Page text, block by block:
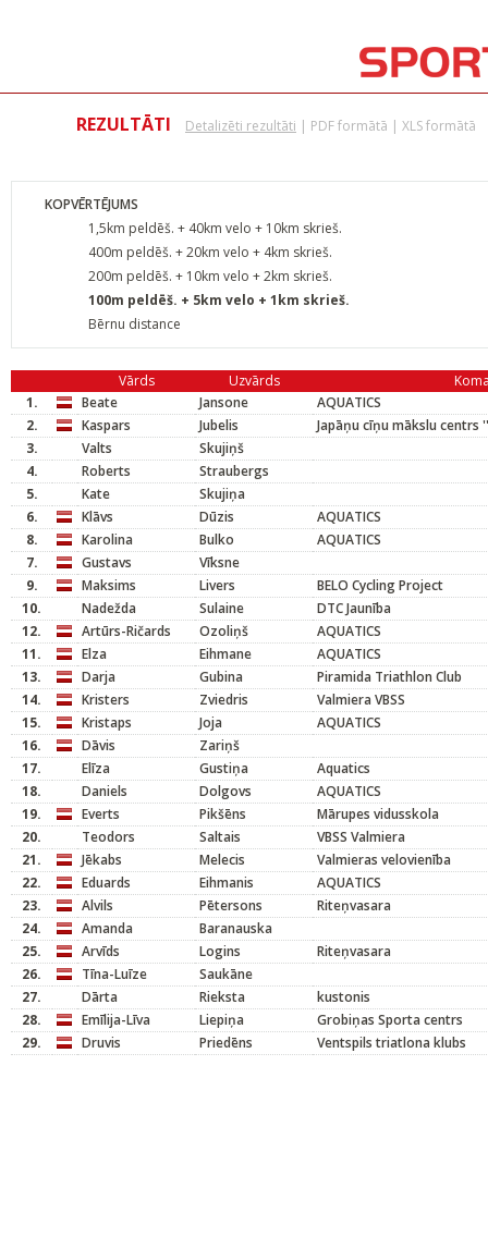
REZULTĀTI Detalizēti rezultāti | PDF formātā | XLS formātā
KOPVĒRTĒJUMS
1,5km peldēš. + 40km velo + 10km skrieš.
400m peldēš. + 20km velo + 4km skrieš.
200m peldēš. + 10km velo + 2km skrieš.
100m peldēš. + 5km velo + 1km skrieš.
Bērnu distance
Vārds Uzvārds
1.
Beate Jansone
AQUATICS
2.
Kaspars Jubelis
Japāņu cīņu mākslu centrs
3.
Valts
Skujiņš
4.
Roberts
Straubergs
5.
Kate
Skujiņa
6.
Klāvs Dūzis
AQUATICS
8.
Karolina Bulko
AQUATICS
7.
Gustavs
Vīksne
9.
Maksims Livers
BELO Cycling Project
10.
Nadežda Sulaine
DTC Jaunība
12.
Artūrs-Ričards Ozoliņš
AQUATICS
11.
Elza Eihmane
AQUATICS
13.
Darja Gubina
Piramida Triathlon Club
14.
Kristers Zviedris
Valmiera VBSS
15.
Kristaps Joja
AQUATICS
16.
Dāvis
Zariņš
17.
Elīza Gustiņa
Aquatics
18.
Daniels Dolgovs
AQUATICS
19.
Everts Pikšēns
Mārupes vidusskola
20.
Teodors Saltais
VBSS Valmiera
21.
Jēkabs Melecis
Valmieras velovienība
22.
Eduards Eihmanis
AQUATICS
23.
Alvils Pētersons
Riteņvasara
24.
Amanda
Baranauska
25.
Arvīds Logins
Riteņvasara
26.
Tīna-Luīze
Saukāne
27.
Dārta Rieksta
kustonis
28.
Emīlija-Līva Liepiņa
Grobiņas Sporta centrs
29.
Druvis Priedēns Ventspils triatlona klubs